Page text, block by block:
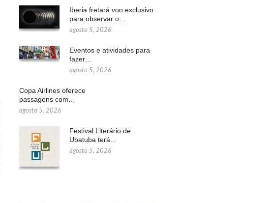
Iberia fretará voo exclusivo
para observar o…
agosto 5, 2026
Eventos e atividades para
fazer…
agosto 5, 2026
Copa Airlines oferece
passagens com…
agosto 5, 2026
Festival Literário de
Ubatuba terá…
agosto 5, 2026